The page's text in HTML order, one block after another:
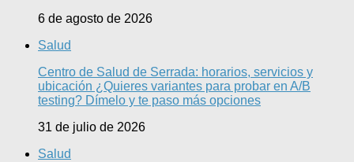
6 de agosto de 2026
Salud
Centro de Salud de Serrada: horarios, servicios y
ubicación ¿Quieres variantes para probar en A/B
testing? Dímelo y te paso más opciones
31 de julio de 2026
Salud